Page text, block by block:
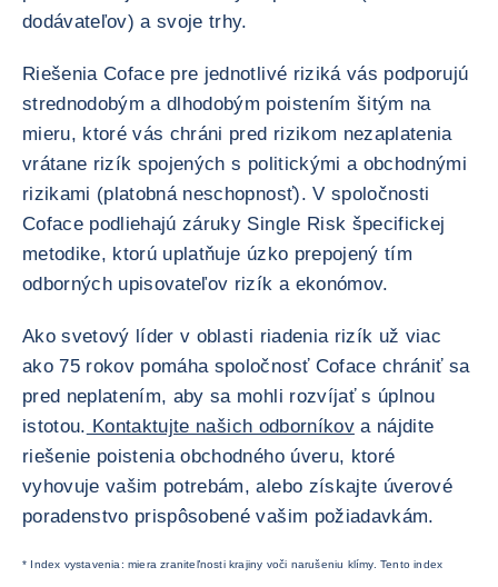
dodávateľov) a svoje trhy.
Riešenia Coface pre jednotlivé riziká vás podporujú
strednodobým a dlhodobým poistením šitým na
mieru, ktoré vás chráni pred rizikom nezaplatenia
vrátane rizík spojených s politickými a obchodnými
rizikami (platobná neschopnosť). V spoločnosti
Coface podliehajú záruky Single Risk špecifickej
metodike, ktorú uplatňuje úzko prepojený tím
odborných upisovateľov rizík a ekonómov.
Ako svetový líder v oblasti riadenia rizík už viac
ako 75 rokov pomáha spoločnosť Coface chrániť sa
pred neplatením, aby sa mohli rozvíjať s úplnou
istotou. Kontaktujte našich odborníkova nájdite
riešenie poistenia obchodného úveru, ktoré
vyhovuje vašim potrebám, alebo získajte úverové
poradenstvo prispôsobené vašim požiadavkám.
* Index vystavenia: miera zraniteľnosti krajiny voči narušeniu klímy. Tento index